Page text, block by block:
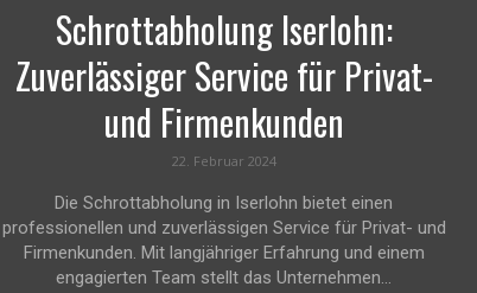
Schrottabholung Iserlohn:
Zuverlässiger Service für Privat-
und Firmenkunden
22. Februar 2024
Die Schrottabholung in Iserlohn bietet einen
professionellen und zuverlässigen Service für Privat- und
Firmenkunden. Mit langjähriger Erfahrung und einem
engagierten Team stellt das Unternehmen...